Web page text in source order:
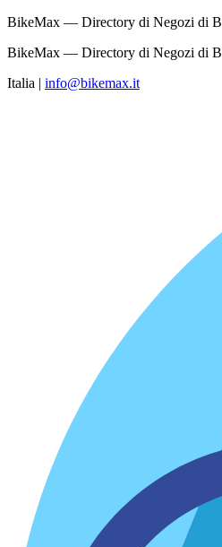
BikeMax — Directory di Negozi di
BikeMax — Directory di Negozi di
Italia | info@bikemax.it